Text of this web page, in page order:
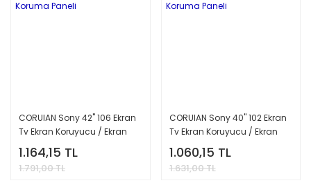
CORUIAN Sony 42'' 106 Ekran
Tv Ekran Koruyucu / Ekran
Koruma Paneli
1.164,15 TL
1.791,00 TL
CORUIAN Sony 40'' 102 Ekran
Tv Ekran Koruyucu / Ekran
Koruma Paneli
1.060,15 TL
1.631,00 TL